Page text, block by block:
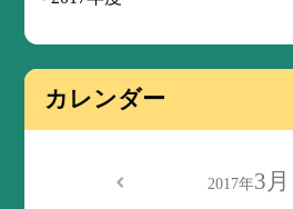
カレンダー
2017年3月